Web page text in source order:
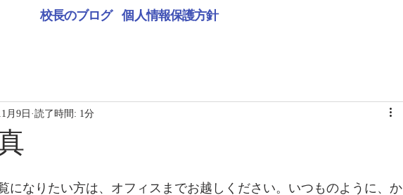
校長のブログ
個人情報保護方針
月9日 読了時間: 1分
になりたい方は、オフィスまでお越しください。いつものように、か